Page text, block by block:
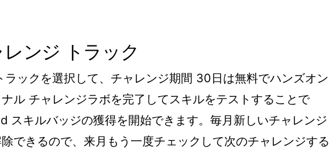
ンジ トラック
ラックを選択して、チャレンジ期間 30日は無料でハンズオン
ル チャレンジラボを完了してスキルをテストすることで
スキルバッジの獲得を開始できます。毎月新しいチャレンジ
できるので、来月もう一度チェックして次のチャレンジする